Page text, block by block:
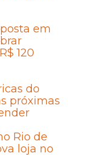
em
120
do
próximas
Rio de
loja no